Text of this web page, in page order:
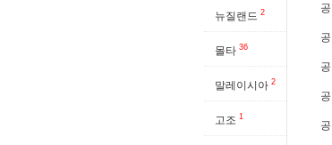
뉴질랜드 2
몰타 36
말레이시아 2
고조 1